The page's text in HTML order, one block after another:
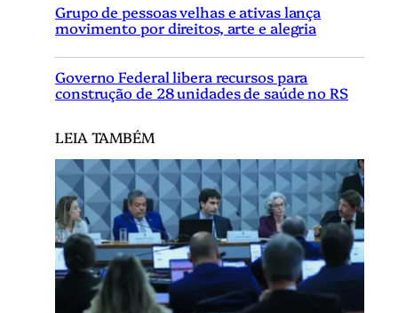
Grupo de pessoas velhas e ativas lança
movimento por direitos, arte e alegria
Governo Federal libera recursos para
construção de 28 unidades de saúde no RS
LEIA TAMBÉM